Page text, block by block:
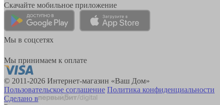
Скачайте мобильное приложение
Мы в соцсетях
Мы принимаем к оплате
© 2011-2026 Интернет-магазин «Ваш Дом»
Пользовательское соглашение Политика конфиденциальности
Сделано в